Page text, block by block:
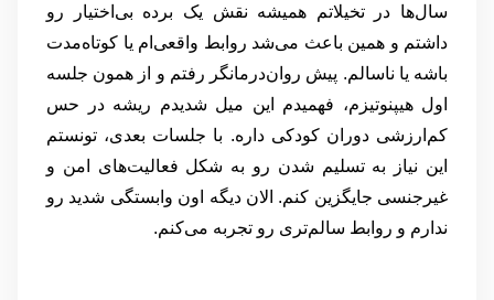
سال‌ها در تخیلاتم همیشه نقش یک برده بی‌اختیار رو
داشتم و همین باعث می‌شد روابط واقعی‌ام یا کوتاه‌مدت
باشه یا ناسالم. پیش روان‌درمانگر رفتم و از همون جلسه
اول هیپنوتیزم، فهمیدم این میل شدیدم ریشه در حس
کم‌ارزشی دوران کودکی داره. با جلسات بعدی، تونستم
این نیاز به تسلیم شدن رو به شکل فعالیت‌های امن و
غیرجنسی جایگزین کنم. الان دیگه اون وابستگی شدید رو
ندارم و روابط سالم‌تری رو تجربه می‌کنم.